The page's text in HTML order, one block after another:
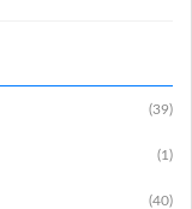
(39)
(1)
(40)